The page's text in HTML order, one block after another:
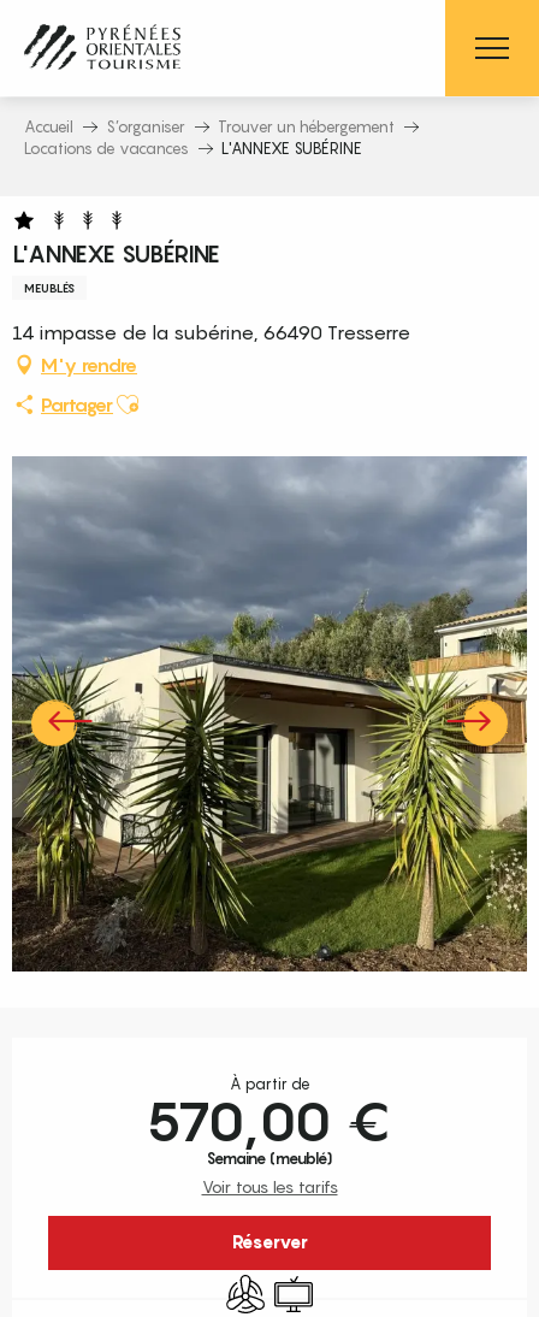
contenu
principal
Accueil S’organiser
Trouver un hébergement
Locations de vacances
L'ANNEXE SUBÉRINE
L'ANNEXE SUBÉRINE
MEUBLÉS
14 impasse de la subérine, 66490 Tresserre
M'y rendre
PartagerAjouter aux favoris
À partir de
570,00 €
Semaine (meublé)
Voir tous les tarifs
Réserver
Air conditionné
Télévision